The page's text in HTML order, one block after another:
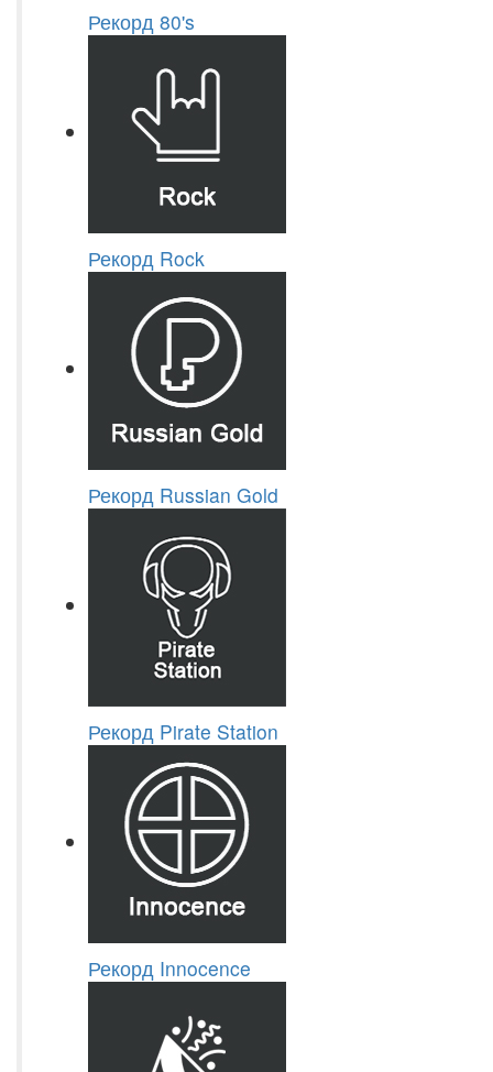
Рекорд 80's
Рекорд Rock
Рекорд Russian Gold
Рекорд Pirate Station
Рекорд Innocence